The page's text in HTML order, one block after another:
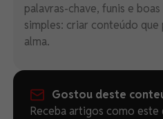
palavras-chave, funis e
simples: criar conteúdo
alma.
Gostou deste
Receba artigos como